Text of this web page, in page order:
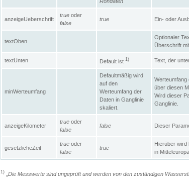
anzeigeUeberschrift
true oder
false
true Ein- oder
textOben
Optionaler
Überschrift
textUnten Default ist 1) Text, der
minWerteumfang
Defaultmäßig wird
auf den
Werteumfang der
Daten in Ganglinie
skaliert.
Werteumfang
über diesen
Wird dieser
Ganglinie.
anzeigeKilometer
true oder
false
false Dieser
gesetzlicheZeit
true oder
false
true
Hierüber wird
in
1) Die Messwerte sind ungeprüft und werden von den zuständigen